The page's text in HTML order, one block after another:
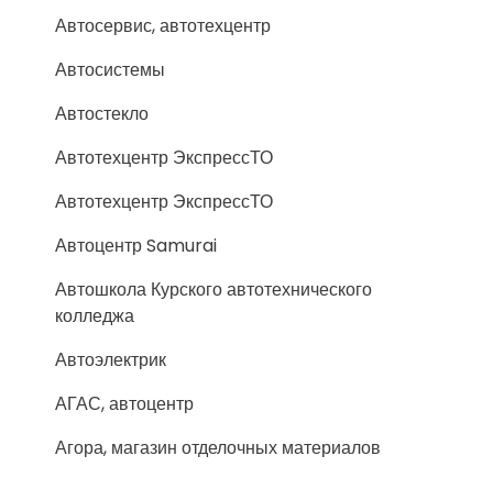
Автосервис, автотехцентр
Автосистемы
Автостекло
Автотехцентр ЭкспрессТО
Автотехцентр ЭкспрессТО
Автоцентр Samurai
Автошкола Курского автотехнического
колледжа
Автоэлектрик
АГАС, автоцентр
Агора, магазин отделочных материалов